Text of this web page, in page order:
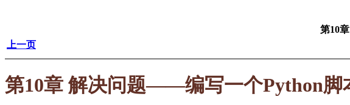
第10
上一页
第10章 解决问题——编写一个Python脚